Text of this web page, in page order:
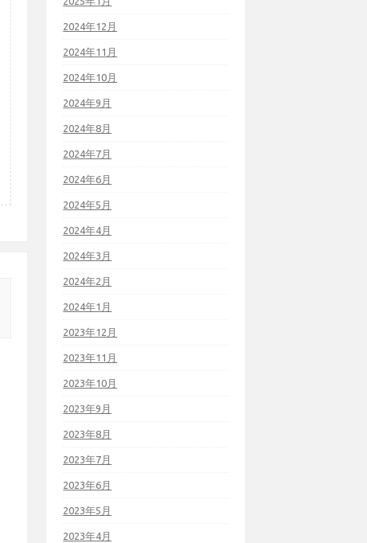
2024年12月
2024年11月
2024年10月
2024年9月
2024年8月
2024年7月
2024年6月
2024年5月
2024年4月
2024年3月
2024年2月
2024年1月
2023年12月
2023年11月
2023年10月
2023年9月
2023年8月
2023年7月
2023年6月
2023年5月
2023年4月